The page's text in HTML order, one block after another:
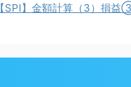
【SPI】金額計算（3）損